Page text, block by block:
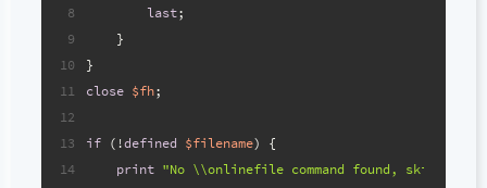
8
9
10
11
12
13
14
last;
    }
}
close $fh;
if (!defined $filename) {
print "No \\onlinefile command found, skipping